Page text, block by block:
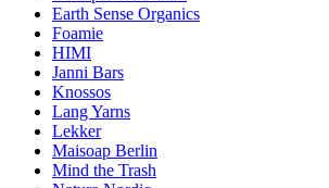
Earth Sense Organics
Foamie
HIMI
Janni Bars
Knossos
Lang Yarns
Lekker
Maisoap Berlin
Mind the Trash